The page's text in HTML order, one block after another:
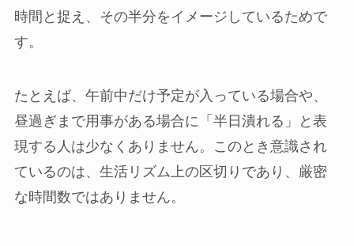
時間と捉え、その半分をイメージしているためで
す。
たとえば、午前中だけ予定が入っている場合や、
昼過ぎまで用事がある場合に「半日潰れる」と表
現する人は少なくありません。このとき意識され
ているのは、生活リズム上の区切りであり、厳密
な時間数ではありません。